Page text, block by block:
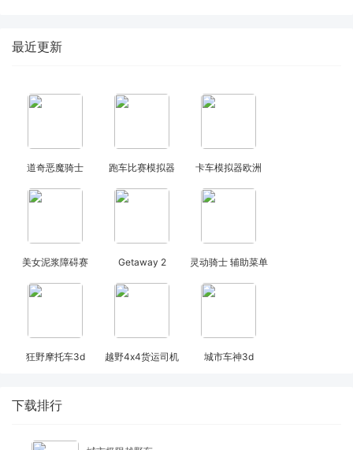
最近更新
道奇恶魔骑士 跑车比赛模拟器 卡车模拟器欧洲
美女泥浆障碍赛 Getaway 2 灵动骑士 辅助菜单
狂野摩托车3d 越野4x4货运司机 城市车神3d
下载排行